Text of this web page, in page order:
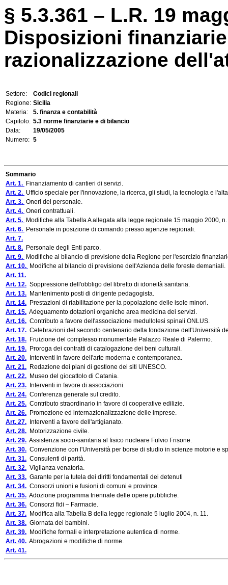
§ 5.3.361 – L.R. 19
Disposizioni
razionalizzazione
Settore:
Codici regionali
Regione: Sicilia
Materia:
5. finanza e contabilità
Capitolo: 5.3 norme finanziarie e di bilancio
Data:
19/05/2005
Numero: 5
Sommario
Art. 1. Finanziamento di cantieri di servizi.
Art. 2. Ufficio speciale per l'innovazione, la ricerca, gli studi, la tecnologia e
Art. 3. Oneri del personale.
Art. 4. Oneri contrattuali.
Art. 5. Modifiche alla Tabella A allegata alla legge regionale 15 maggio 2000, n.
Art. 6. Personale in posizione di comando presso agenzie regionali.
Art. 7.
Art. 8. Personale degli Enti parco.
Art. 9. Modifiche al bilancio di previsione della Regione per l'esercizio
Art. 10. Modifiche al bilancio di previsione dell'Azienda delle foreste demaniali.
Art. 11.
Art. 12. Soppressione dell'obbligo del libretto di idoneità sanitaria.
Art. 13. Mantenimento posti di dirigente pedagogista.
Art. 14. Prestazioni di riabilitazione per la popolazione delle isole minori.
Art. 15. Adeguamento dotazioni organiche area medicina dei servizi.
Art. 16. Contributo a favore dell'associazione medullolesi spinali ONLUS.
Art. 17. Celebrazioni del secondo centenario della fondazione dell'Università
Art. 18. Fruizione del complesso monumentale Palazzo Reale di Palermo.
Art. 19. Proroga dei contratti di catalogazione dei beni culturali.
Art. 20. Interventi in favore dell'arte moderna e contemporanea.
Art. 21. Redazione dei piani di gestione dei siti UNESCO.
Art. 22. Museo del giocattolo di Catania.
Art. 23. Interventi in favore di associazioni.
Art. 24. Conferenza generale sul credito.
Art. 25. Contributo straordinario in favore di cooperative edilizie.
Art. 26. Promozione ed internazionalizzazione delle imprese.
Art. 27. Interventi a favore dell'artigianato.
Art. 28. Motorizzazione civile.
Art. 29. Assistenza socio-sanitaria al fisico nucleare Fulvio Frisone.
Art. 30. Convenzione con l'Università per borse di studio in scienze motorie e
Art. 31. Consulenti di parità.
Art. 32. Vigilanza venatoria.
Art. 33. Garante per la tutela dei diritti fondamentali dei detenuti
Art. 34. Consorzi unioni e fusioni di comuni e province.
Art. 35. Adozione programma triennale delle opere pubbliche.
Art. 36. Consorzi fidi – Farmacie.
Art. 37. Modifica alla Tabella B della legge regionale 5 luglio 2004, n. 11.
Art. 38. Giornata dei bambini.
Art. 39. Modifiche formali e interpretazione autentica di norme.
Art. 40. Abrogazioni e modifiche di norme.
Art. 41.